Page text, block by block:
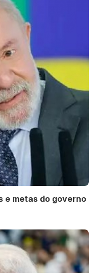
e metas do governo